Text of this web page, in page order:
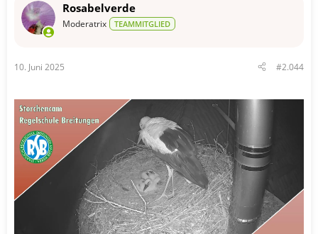
e
n
Rosabelverde
Moderatrix TEAMMITGLIED
10. Juni 2025 #2.044